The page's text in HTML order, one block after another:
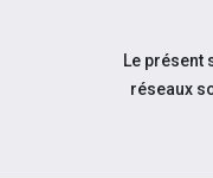
Aller au contenu
Le présent
réseaux